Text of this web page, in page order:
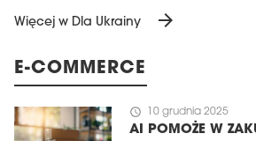
Więcej w Dla Ukrainy arrow_forward
E-COMMERCE
schedule 10 grudnia 2025
AI POMOŻE W